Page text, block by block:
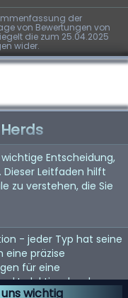
wichtig
der
von Bewertungen von
die zum 25.04.2025
wider.
Entscheidung,
Dieser Leitfaden hilft
zu verstehen, die Sie
- jeder Typ hat seine
eine präzise
für eine
Induktionsherde